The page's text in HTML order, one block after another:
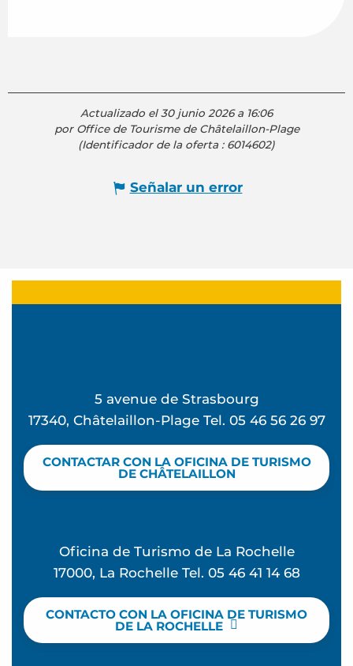
Actualizado el 30 junio 2026 a 16:06
por Office de Tourisme de Châtelaillon-Plage
(Identificador de la oferta : 6014602)
Señalar un error
5 avenue de Strasbourg
17340, Châtelaillon-Plage Tel. 05 46 56 26 97
CONTACTAR CON LA OFICINA DE TURISMO
DE CHÂTELAILLON
Oficina de Turismo de La Rochelle
17000, La Rochelle Tel. 05 46 41 14 68
CONTACTO CON LA OFICINA DE TURISMO
DE LA ROCHELLE